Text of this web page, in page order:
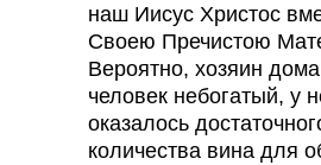
наш Иисус Христос
Своею Пречистою
Вероятно, хозяин
человек небогатый, у
оказалось
количества вина для